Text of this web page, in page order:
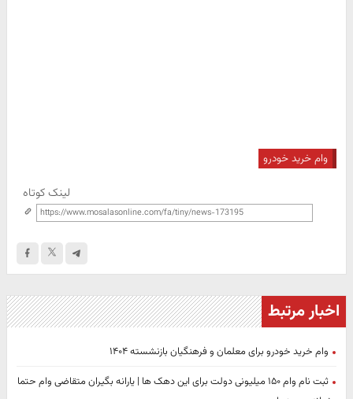
وام خرید خودرو
لینک کوتاه
اخبار مرتبط
وام خرید خودرو برای معلمان و فرهنگیان بازنشسته ۱۴۰۴
ثبت نام وام ۱۵۰ میلیونی دولت برای این دهک ها | یارانه بگیران متقاضی وام حتما